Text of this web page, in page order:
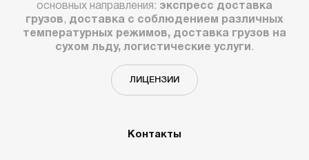
основных направления: экспресс доставка
грузов, доставка с соблюдением различных
температурных режимов, доставка грузов на
сухом льду, логистические услуги .
ЛИЦЕНЗИИ
Контакты